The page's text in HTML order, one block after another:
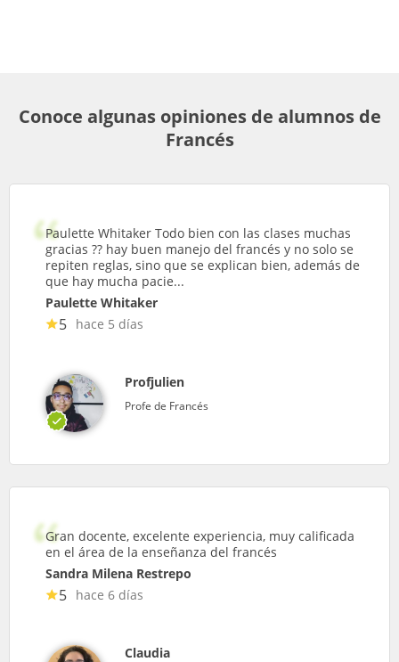
Conoce algunas opiniones de alumnos de
Francés
Paulette Whitaker Todo bien con las clases muchas
gracias ?? hay buen manejo del francés y no solo se
repiten reglas, sino que se explican bien, además de
que hay mucha pacie...
Paulette Whitaker
5 hace 5 días
Profjulien
Profe de Francés
Gran docente, excelente experiencia, muy calificada
en el área de la enseñanza del francés
Sandra Milena Restrepo
5 hace 6 días
Claudia